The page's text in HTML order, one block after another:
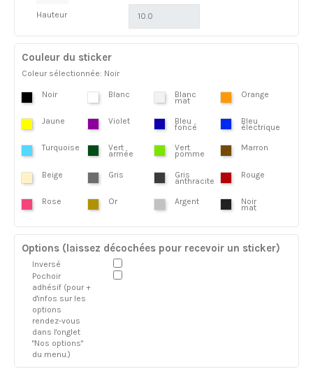
Hauteur
Couleur du sticker
Coleur sélectionnée: Noir
Noir Blanc Blanc
mat
Orange
Jaune Violet Bleu
foncé
Bleu
électrique
Turquoise Vert
armée
Vert
pomme
Marron
Beige Gris Gris
anthracite
Rouge
Rose Or Argent Noir
mat
Options (laissez décochées pour recevoir un sticker)
Inversé
Pochoir
adhésif (pour +
d'infos sur les
options
rendez-vous
dans l'onglet
"Nos options"
du menu.)